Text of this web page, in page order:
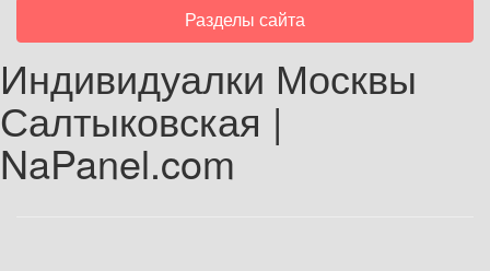
Toggle
navigation
Разделы сайта
Индивидуалки Москвы
Салтыковская |
NaPanel.com